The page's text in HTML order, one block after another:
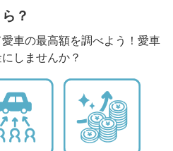
？
車の最高額を調べよう！愛車
しませんか？